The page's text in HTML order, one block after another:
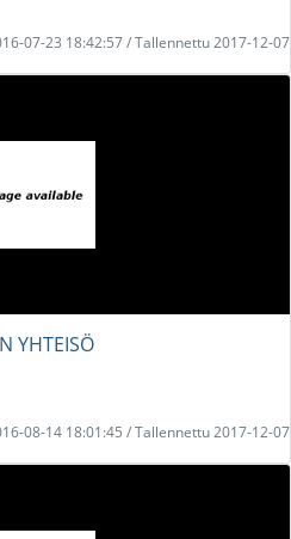
07-23 18:42:57 / Tallennettu 2017-12-07
YHTEISÖ
08-14 18:01:45 / Tallennettu 2017-12-07